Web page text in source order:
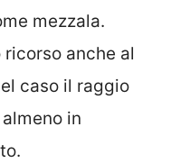
mezzala.
anche al
caso il raggio
almeno in